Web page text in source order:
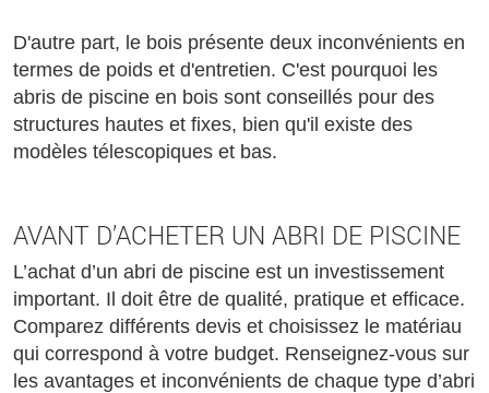
D'autre part, le bois présente deux inconvénients en
termes de poids et d'entretien. C'est pourquoi les
abris de piscine en bois sont conseillés pour des
structures hautes et fixes, bien qu'il existe des
modèles télescopiques et bas.
AVANT D’ACHETER UN ABRI DE PISCINE
L’achat d’un abri de piscine est un investissement
important. Il doit être de qualité, pratique et efficace.
Comparez différents devis et choisissez le matériau
qui correspond à votre budget. Renseignez-vous sur
les avantages et inconvénients de chaque type d’abri